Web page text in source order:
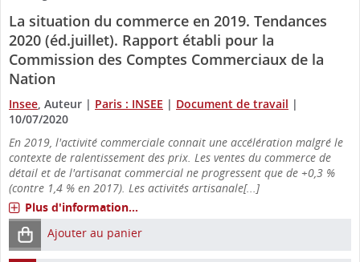
La situation du commerce en 2019. Tendances
2020 (éd.juillet). Rapport établi pour la
Commission des Comptes Commerciaux de la
Nation
Insee , Auteur | Paris : INSEE | Document de travail |
10/07/2020
En 2019, l'activité commerciale connait une accélération malgré le
contexte de ralentissement des prix. Les ventes du commerce de
détail et de l'artisanat commercial ne progressent que de +0,3 %
(contre 1,4 % en 2017). Les activités artisanale[...]
Plus d'information...
Ajouter au panier